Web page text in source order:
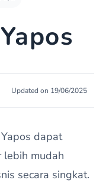
Updated on 19/06/2025
dapat
lebih mudah
secara singkat.